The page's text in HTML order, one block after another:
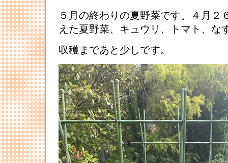
５月の終わりの夏野菜です。４月２
えた夏野菜、キュウリ、トマト、な
収穫まであと少しです。